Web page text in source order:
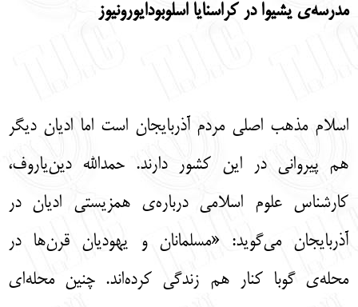
مدرسه‌ی یشیوا در کراسنایا اسلوبودایورونیوز
اسلام مذهب اصلی مردم آذربایجان است اما ادیان دیگر
هم پیروانی در این کشور دارند. حمد‌الله دین‌یاروف،
کارشناس علوم اسلامی درباره‌ی‌ همزیستی ادیان در
آذربایجان می‌گوید:‌ «مسلمانان و یهودیان قرن‌ها در
محله‌ی گوبا کنار هم زندگی کرده‌اند. چنین محله‌ای